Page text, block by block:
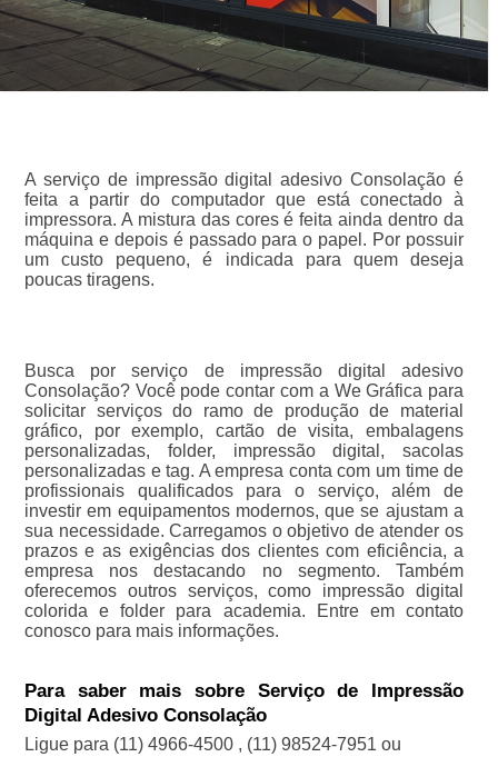
A serviço de impressão digital adesivo Consolação é
feita a partir do computador que está conectado à
impressora. A mistura das cores é feita ainda dentro da
máquina e depois é passado para o papel. Por possuir
um custo pequeno, é indicada para quem deseja
poucas tiragens.
Busca por serviço de impressão digital adesivo
Consolação? Você pode contar com a We Gráfica para
solicitar serviços do ramo de produção de material
gráfico, por exemplo, cartão de visita, embalagens
personalizadas, folder, impressão digital, sacolas
personalizadas e tag. A empresa conta com um time de
profissionais qualificados para o serviço, além de
investir em equipamentos modernos, que se ajustam a
sua necessidade. Carregamos o objetivo de atender os
prazos e as exigências dos clientes com eficiência, a
empresa nos destacando no segmento. Também
oferecemos outros serviços, como impressão digital
colorida e folder para academia. Entre em contato
conosco para mais informações.
Para saber mais sobre Serviço de Impressão
Digital Adesivo Consolação
Ligue para (11) 4966-4500 , (11) 98524-7951 ou